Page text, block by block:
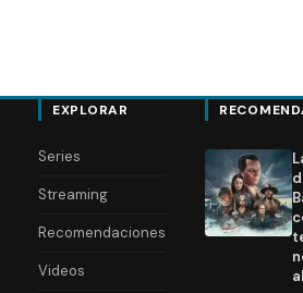
EXPLORAR
Series
Streaming
Recomendaciones
Videos